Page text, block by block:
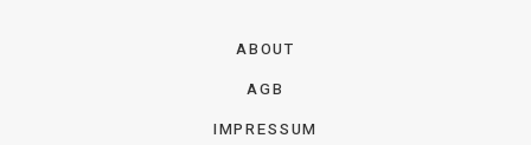
ABOUT
AGB
IMPRESSUM